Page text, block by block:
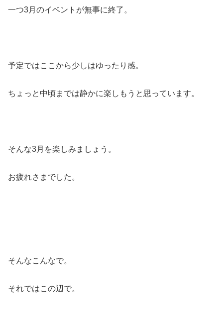
一つ3月のイベントが無事に終了。
予定ではここから少しはゆったり感。
ちょっと中頃までは静かに楽しもうと思っています。
そんな3月を楽しみましょう。
お疲れさまでした。
そんなこんなで。
それではこの辺で。